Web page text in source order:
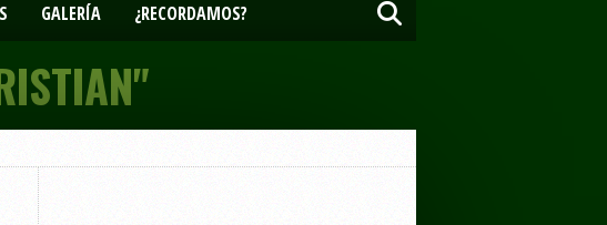
GALERÍA ¿RECORDAMOS?